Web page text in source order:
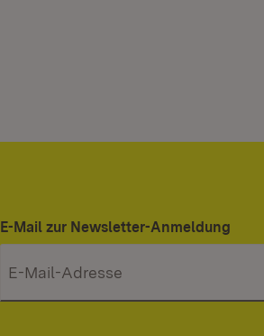
E-Mail zur Newsletter-Anmeldung